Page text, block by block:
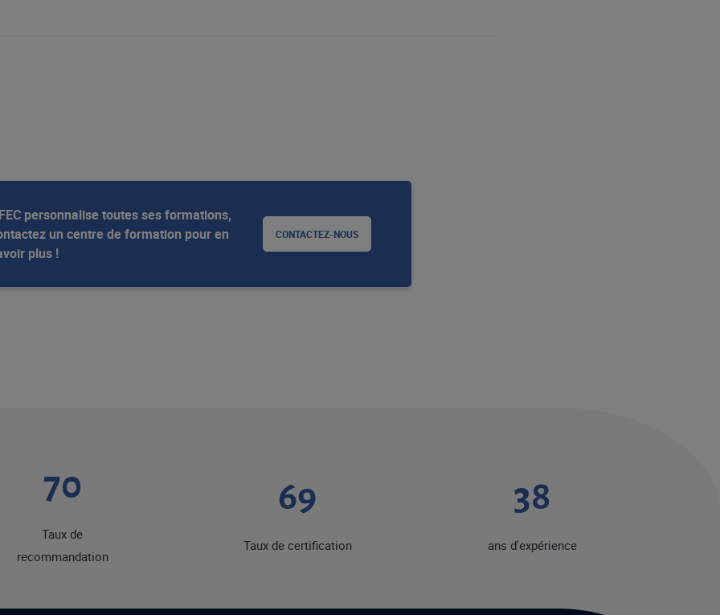
personnalise toutes ses formations,
un centre de formation pour en
plus !
CONTACTEZ-NOUS
91
Taux de
recommandation
89
Taux de certification
49
ans d'expérience